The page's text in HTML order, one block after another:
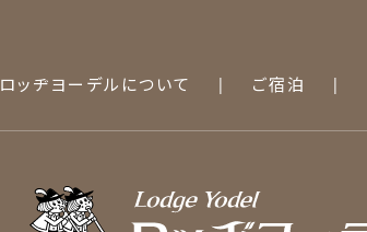
ロッヂヨーデルについて ご宿泊